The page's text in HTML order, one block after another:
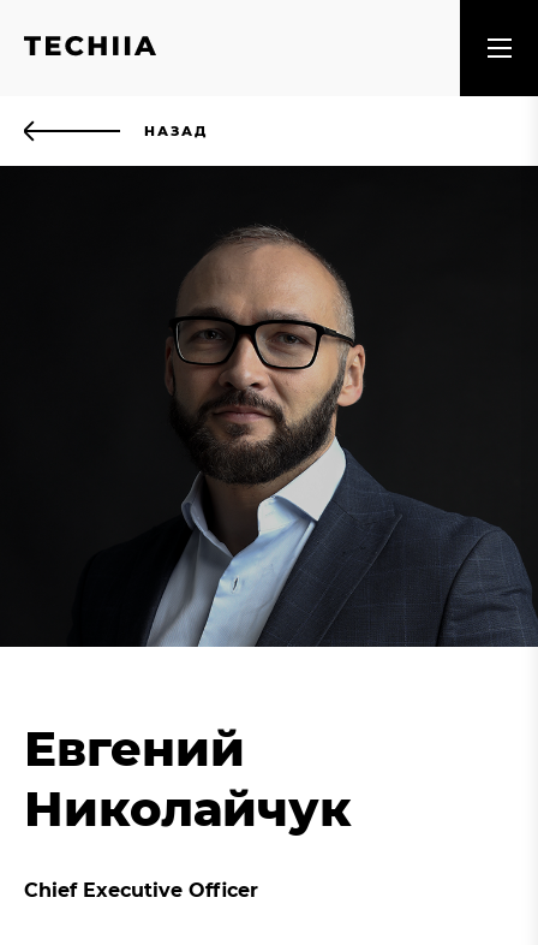
НАЗАД
Евгений
Николайчук
Chief Executive Officer